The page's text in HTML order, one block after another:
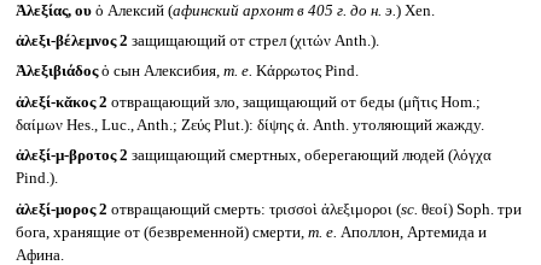
Ἀλεξίας, ουὁ Алексий (афинский архонт в 405 г. до н. э. ) Xen.
ἀλεξι-βέλεμνος 2 защищающий от стрел (χιτών Anth.).
Ἀλεξιβιάδοςὁ сын Алексибия, т. е. Κάρρωτος Pind.
ἀλεξί-κᾰκος 2 отвращающий зло, защищающий от беды (μῆτις Hom.;
δαίμων Hes., Luc., Anth.; Ζεύς Plut.): δίψης ἀ. Anth. утоляющий жажду.
ἀλεξί-μ-βροτος 2 защищающий смертных, оберегающий людей (λόγχα
Pind.).
ἀλεξί-μορος 2 отвращающий смерть: τρισσοὶ ἀλεξιμοροι (sc. θεοί) Soph. три
бога, хранящие от (безвременной) смерти, т. е. Аполлон, Артемида и
Афина.